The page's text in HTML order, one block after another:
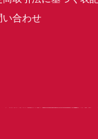
い合わせ